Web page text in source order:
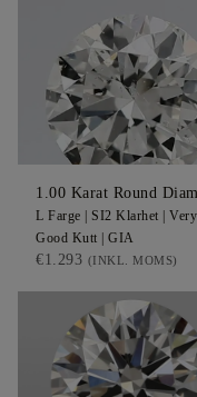
1.00 Karat Round
L Farge | SI2 Klarhet | Very
Good Kutt | GIA
€1.293 (INKL. MOMS)